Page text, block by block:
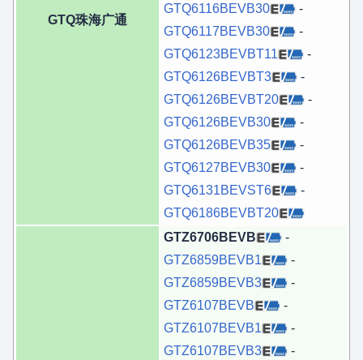
GTQ珠海广通
GTQ6116BEVB30
-
GTQ6117BEVB30
-
GTQ6123BEVBT11
-
GTQ6126BEVBT3
-
GTQ6126BEVBT20
-
GTQ6126BEVB30
-
GTQ6126BEVB35
-
GTQ6127BEVB30
-
GTQ6131BEVST6
-
GTQ6186BEVBT20
GTZ6706BEVB
-
GTZ6859BEVB1
-
GTZ6859BEVB3
-
GTZ6107BEVB
-
GTZ6107BEVB1
-
GTZ6107BEVB3
-